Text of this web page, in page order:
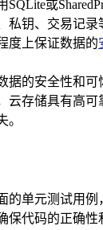
SQLite或
私钥、交易记录
度上保证数据的
据的安全性和
云存储具有高可
。
的单元测试用
保代码的正确性